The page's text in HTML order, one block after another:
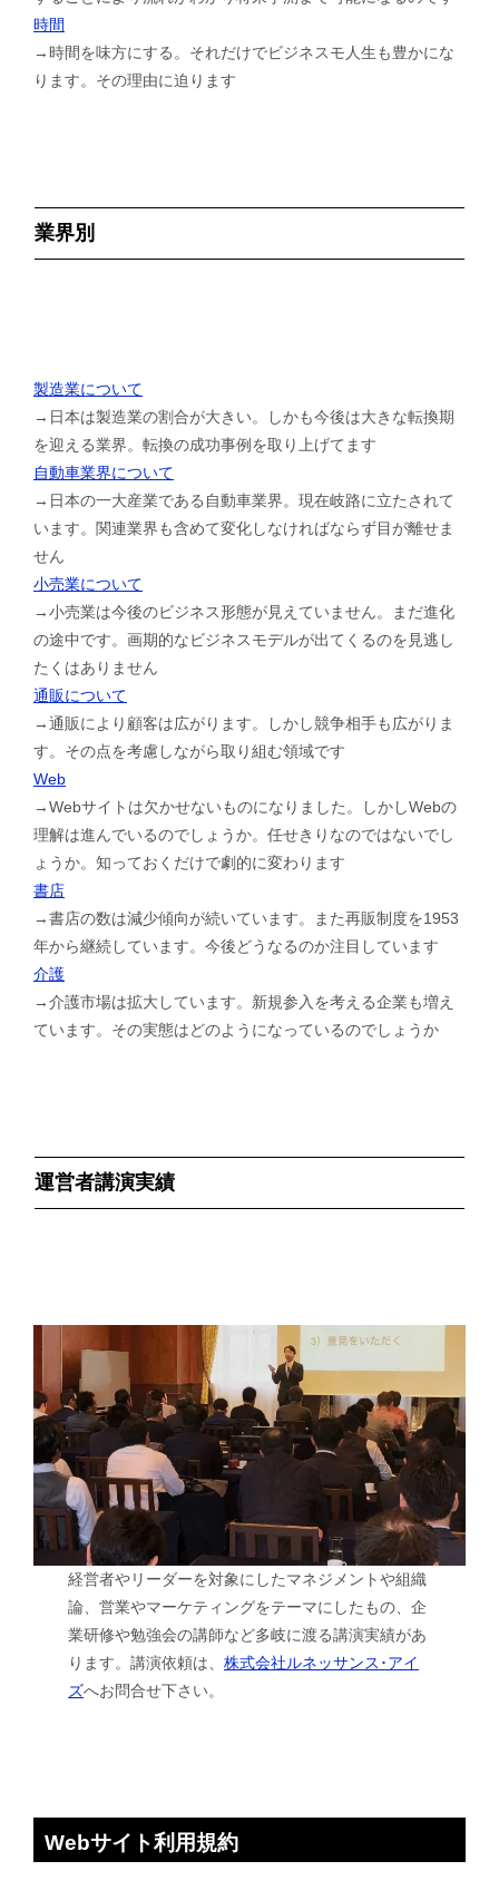
時間
→時間を味方にする。それだけでビジネスモ人生も豊かにな
ります。その理由に迫ります
業界別
製造業について
→日本は製造業の割合が大きい。しかも今後は大きな転換期
を迎える業界。転換の成功事例を取り上げてます
自動車業界について
→日本の一大産業である自動車業界。現在岐路に立たされて
います。関連業界も含めて変化しなければならず目が離せま
せん
小売業について
→小売業は今後のビジネス形態が見えていません。まだ進化
の途中です。画期的なビジネスモデルが出てくるのを見逃し
たくはありません
通販について
→通販により顧客は広がります。しかし競争相手も広がりま
す。その点を考慮しながら取り組む領域です
Web
→Webサイトは欠かせないものになりました。しかしWebの
理解は進んでいるのでしょうか。任せきりなのではないでし
ょうか。知っておくだけで劇的に変わります
書店
→書店の数は減少傾向が続いています。また再販制度を1953
年から継続しています。今後どうなるのか注目しています
介護
→介護市場は拡大しています。新規参入を考える企業も増え
ています。その実態はどのようになっているのでしょうか
運営者講演実績
経営者やリーダーを対象にしたマネジメントや組織
論、営業やマーケティングをテーマにしたもの、企
業研修や勉強会の講師など多岐に渡る講演実績があ
ります。講演依頼は、株式会社ルネッサンス･アイ
ズへお問合せ下さい。
Webサイト利用規約